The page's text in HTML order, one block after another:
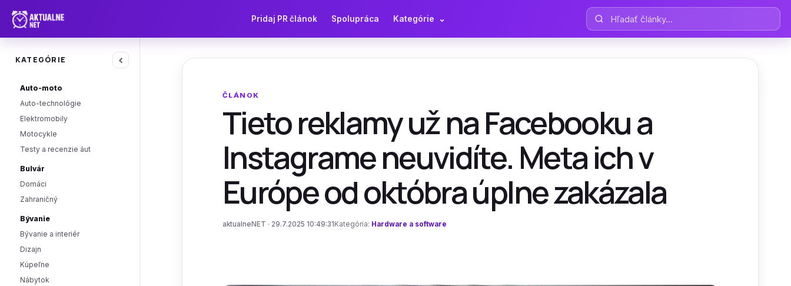
Pridaj PR článok Spolupráca Kategórie ⌄ Hľadať články
KATEGÓRIE ‹
Auto-moto
Auto-technológie
Elektromobily
Motocykle
Testy a recenzie áut
Bulvár
Domáci
Zahraničný
Bývanie
Bývanie a interiér
Dizajn
Kúpeľne
Nábytok
ČLÁNOK
Tieto reklamy už na Facebooku a
Instagrame neuvidíte. Meta ich v
Európe od októbra úplne zakázala
aktualneNET · 29.7.2025 10:49:31 Kategória: Hardware a software